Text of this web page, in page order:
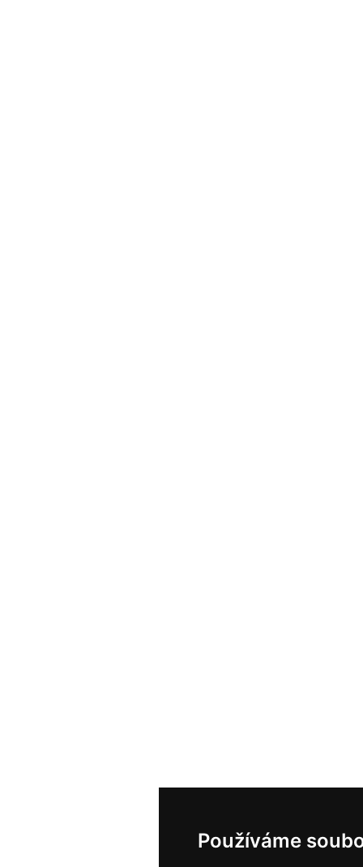
Používáme